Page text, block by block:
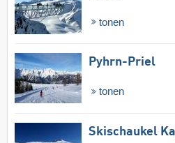
tonen
Pyhrn-Priel
tonen
Skischaukel